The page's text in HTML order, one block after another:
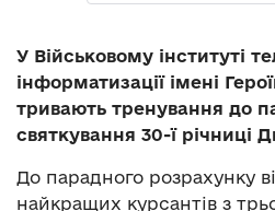
У Військовому інституті
інформатизації імені
тривають тренування до
святкування 30-ї річниці
До парадного розрахунку
найкращих курсантів з